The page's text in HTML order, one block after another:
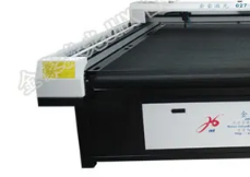
PRIVACY
POLICY